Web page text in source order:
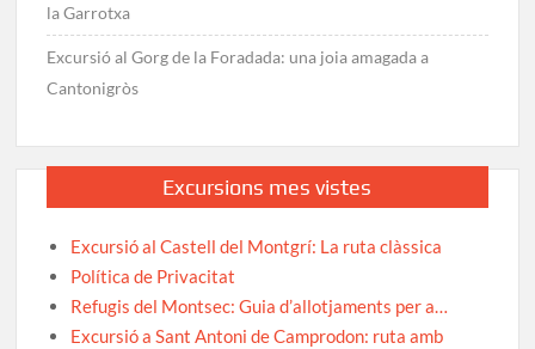
la Garrotxa
Excursió al Gorg de la Foradada: una joia amagada a
Cantonigròs
Excursions mes vistes
Excursió al Castell del Montgrí: La ruta clàssica
Política de Privacitat
Refugis del Montsec: Guia d’allotjaments per a…
Excursió a Sant Antoni de Camprodon: ruta amb